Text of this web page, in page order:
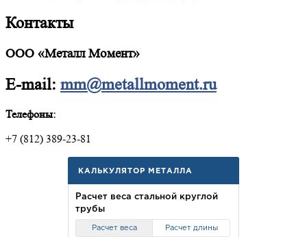
Контакты
ООО «Металл Момент»
E-mail: mm@metallmoment.ru
Телефоны:
+7 (812) 389-23-81